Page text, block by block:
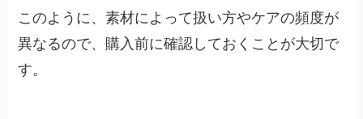
このように、素材によって扱い方やケアの頻度が
異なるので、購入前に確認しておくことが大切で
す。